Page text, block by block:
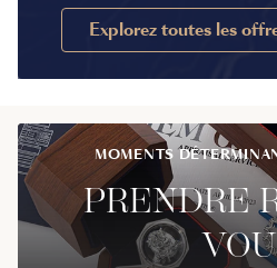
Explorez toutes les
MOMENTS
PRENDRE